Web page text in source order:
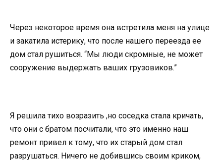
Через некоторое время она встретила меня на улице
и закатила истерику, что после нашего переезда ее
дом стал рушиться. “Мы люди скромные, не может
сооружение выдержать ваших грузовиков.”
Я решила тихо возразить ,но соседка стала кричать,
что они с братом посчитали, что это именно наш
ремонт привел к тому, что их старый дом стал
разрушаться. Ничего не добившись своим криком,